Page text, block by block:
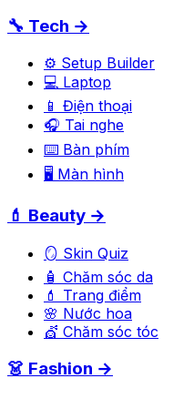
🔧 Tech →
⚙️ Setup Builder
💻 Laptop
📱 Điện thoại
🎧 Tai nghe
⌨️ Bàn phím
🖥️ Màn hình
💄 Beauty →
🪞 Skin Quiz
🧴 Chăm sóc da
💄 Trang điểm
🌸 Nước hoa
💇 Chăm sóc tóc
👗 Fashion →